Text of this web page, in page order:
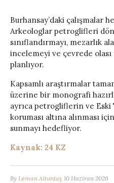
Burhansay’daki çalışmalar
Arkeologlar petroglifleri
sınıflandırmayı, mezarlık
incelemeyi ve çevrede
planlıyor.
Kapsamlı araştırmalar
üzerine bir monografi
ayrıca petrogliflerin ve Eski
koruması altına alınması
sunmayı hedefliyor.
Kaynak: 24 KZ
By Leman Altuntaş 10 Haziran 2026